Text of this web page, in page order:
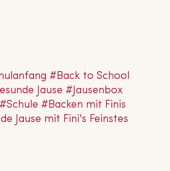
#Back to School
Jause #Jausenbox
#Schule #Backen mit Finis
Jause mit Fini's Feinstes